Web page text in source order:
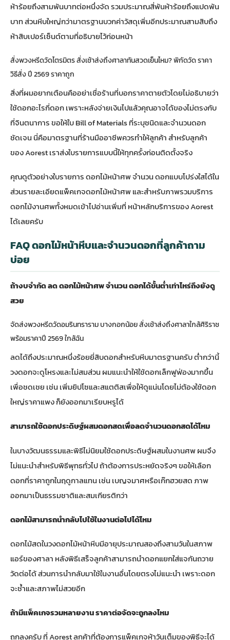
ห้าร้อยถึงสามพันบาทต่อหนึ่งจัด รวมประมาณสี่พันห้าร้อยถึงแปดพัน
บาท ส่วนหีบใหญ่กว่ามาตรฐานบวกค่าวัสดุเพิ่มอีกประมาณสามสิบถึง
ห้าสิบเปอร์เซ็นต์ตามที่อธิบายไว้ก่อนหน้า
สั่งพวงหรีดวัดไตรมิตร สั่งเช้าส่งถึงศาลาทันสวดเย็นไหม? พิกัดวัด ราคา
วิธีสั่ง ปี 2569 ราคาถูก
สิ่งที่ผมอยากเตือนคืออย่าเชื่อร้านที่บอกราคาตายตัวโดยไม่อธิบายว่า
ใช้ดอกอะไรกี่ดอก เพราะหลังจ่ายเงินไปแล้วคุณอาจได้ของไม่ตรงกับ
ที่จินตนาการ ขอให้ใบ Bill of Materials ที่ระบุชนิดและจำนวนดอก
ชัดเจน นี่คือมาตรฐานที่ร้านมืออาชีพควรทำให้ลูกค้า สำหรับลูกค้า
ของ Aorest เราส่งใบรายการแบบนี้ให้ทุกครั้งก่อนติดตั้งจริง
คุณดูตัวอย่างใบรายการ ดอกไม้หน้าศพ จำนวน ดอกแบบโปร่งใสได้ใน
ส่วนรายละเอียดแพ็คเกจดอกไม้หน้าศพและสำหรับภาพรวมบริการ
ดอกไม้งานศพทั้งหมดเข้าไปอ่านเพิ่มที่หน้าหลักบริการของ Aorest
ได้เลยครับ
FAQ ดอกไม้หน้าหีบและจำนวนดอกที่ลูกค้าถาม
บ่อย
ถ้างบจำกัด ลด ดอกไม้หน้าศพ จำนวน ดอกได้ขั้นต่ำเท่าไหร่ถึงยังดู
สวย
จัดส่งพวงหรีดวัดอมรินทราราม บางกอกน้อย สั่งเช้าส่งถึงศาลาใกล้ศิริราช
พร้อมราคาปี 2569 ใกล้ฉัน
ลดได้ถึงประมาณหนึ่งร้อยยี่สิบดอกสำหรับหีบมาตรฐานครับ ต่ำกว่านี้
วงดอกจะดูโหรงและไม่สมส่วน ผมแนะนำให้ใช้ดอกเล็กฟูฟ่องมากขึ้น
เพื่อชดเชย เช่น เพิ่มยิปโซและสแตติสเพื่อให้ดูแน่นโดยไม่ต้องใช้ดอก
ใหญ่ราคาแพง ก็ยังออกมาเรียบหรูได้
สามารถใช้ดอกประดิษฐ์ผสมดอกสดเพื่อลดจำนวนดอกสดได้ไหม
ในบางวัฒนธรรมและพิธีไม่นิยมใช้ดอกประดิษฐ์ผสมในงานศพ ผมจึง
ไม่แนะนำสำหรับพิธีพุทธทั่วไป ถ้าต้องการประหยัดจริงๆ ขอให้เลือก
ดอกที่ราคาถูกในฤดูกาลแทน เช่น เบญจมาศหรือเก๊กฮวยสด ภาพ
ออกมาเป็นธรรมชาติและสมเกียรติกว่า
ดอกไม้สามารถนำกลับไปใช้ในงานต่อไปได้ไหม
ดอกไม้สดในวงดอกไม้หน้าหีบมีอายุประมาณสองถึงสามวันในสภาพ
แอร์ของศาลา หลังพิธีเสร็จลูกค้าสามารถนำดอกแยกใส่แจกันถวาย
วัดต่อได้ ส่วนการนำกลับมาใช้ในงานอื่นโดยตรงไม่แนะนำ เพราะดอก
จะช้ำและสภาพไม่สวยอีก
ถ้ามีแพ็คเกจรวมหลายงาน ราคาต่อจัดจะถูกลงไหม
ถูกลงครับ ที่ Aorest ลูกค้าที่ต้องการแพ็คเกจห้าวันเต็มของพิธีจะได้